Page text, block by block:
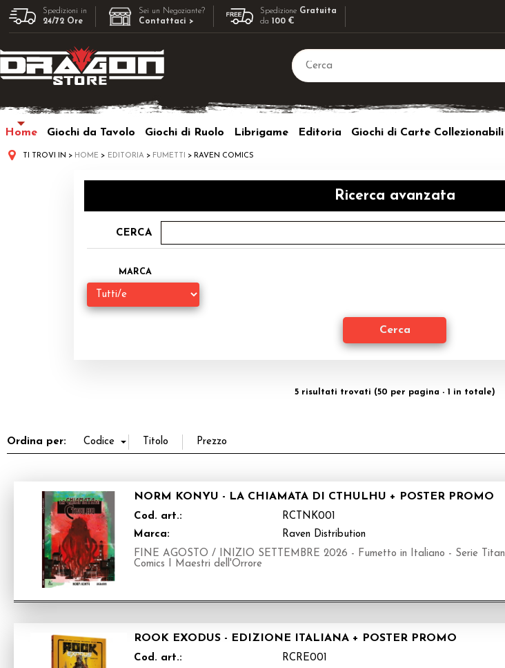
Spedizioni in
24/72 Ore
Sei un Negoziante?
Contattaci >
Spedizione Gratuita
da100 €
Home Giochi da Tavolo Giochi di Ruolo Librigame Editoria Giochi di Carte Collezionabili
TI TROVI IN HOME EDITORIA FUMETTI RAVEN COMICS
Ricerca avanzata
CERCA
MARCA
5 risultati trovati (50 per pagina - 1 in totale)
Ordina per:
NORM KONYU - LA CHIAMATA DI CTHULHU + POSTER PROMO
Cod. art.:
RCTNK001
Marca:
Raven Distribution
FINE AGOSTO / INIZIO SETTEMBRE 2026 - Fumetto in Italiano - Serie Titan
Comics I Maestri dell'Orrore
ROOK EXODUS - EDIZIONE ITALIANA + POSTER PROMO
Cod. art.:
RCRE001